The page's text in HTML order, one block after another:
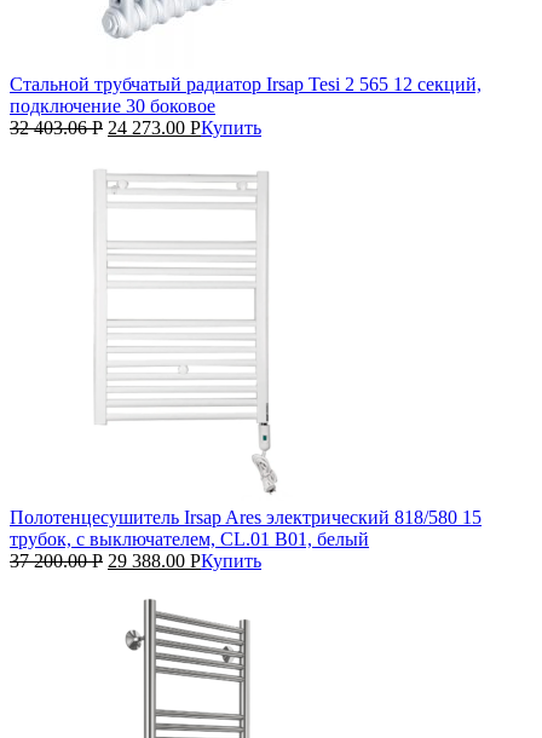
Стальной трубчатый радиатор Irsap Tesi 2 565 12 секций,
подключение 30 боковое
32 403.06Р 24 273.00 РКупить
Полотенцесушитель Irsap Ares электрический 818/580 15
трубок, с выключателем, CL.01 B01, белый
37 200.00Р 29 388.00 РКупить